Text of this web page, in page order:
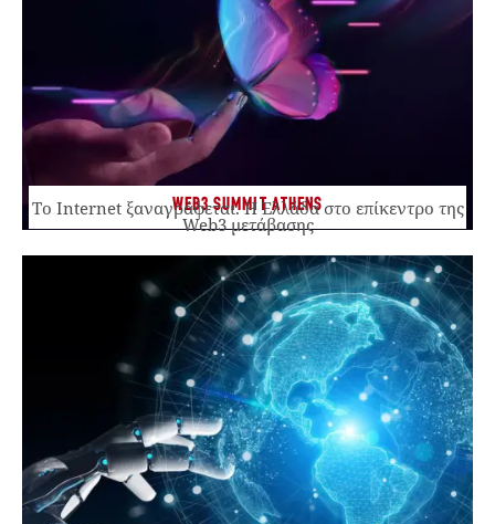
WEB3 SUMMIT ATHENS
Το Internet ξαναγράφεται. Η Ελλάδα στο επίκεντρο της
Web3 μετάβασης